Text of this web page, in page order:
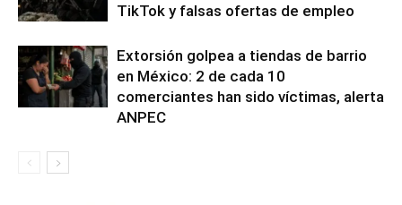
TikTok y falsas ofertas de empleo
Extorsión golpea a tiendas de barrio
en México: 2 de cada 10
comerciantes han sido víctimas, alerta
ANPEC